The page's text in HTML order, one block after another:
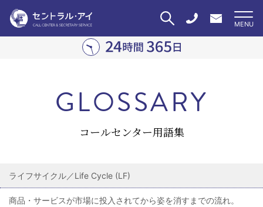
GLOSSARY
コールセンター用語集
ライフサイクル／Life Cycle (LF)
商品・サービスが市場に投入されてから姿を消すまでの流れ。